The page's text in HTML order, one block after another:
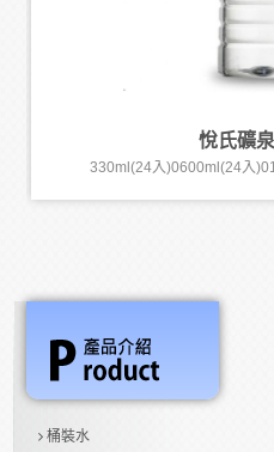
悅氏礦
330ml(24入)0600ml(24入
桶裝水